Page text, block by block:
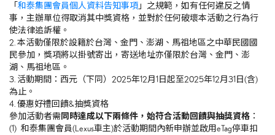
「 和泰集團會員個人資料告知事項 」之規範，如有任何違反之情
事，主辦單位得取消其中獎資格，並對於任何破壞本活動之行為行
使法律追訴權。
2. 本活動僅限於設籍於台灣、金門、澎湖、馬祖地區之中華民國國
民參加，獎項將以掛號寄出，寄送地址亦僅限於台灣、金門、澎
湖、馬祖地區。
3. 活動期間：西元（下同）2025年12月1日起至2025年12月31日(含)
為止。
4. 優惠好禮回饋&抽獎資格
參加活動者需同時達成以下兩條件，始符合活動回饋與抽獎資格 ：
(1) 和泰集團會員(Lexus車主)於活動期間內新申辦並啟用eTag停車扣